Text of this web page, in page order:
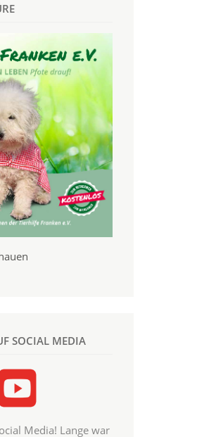
SOCIAL MEDIA
Media! Lange war